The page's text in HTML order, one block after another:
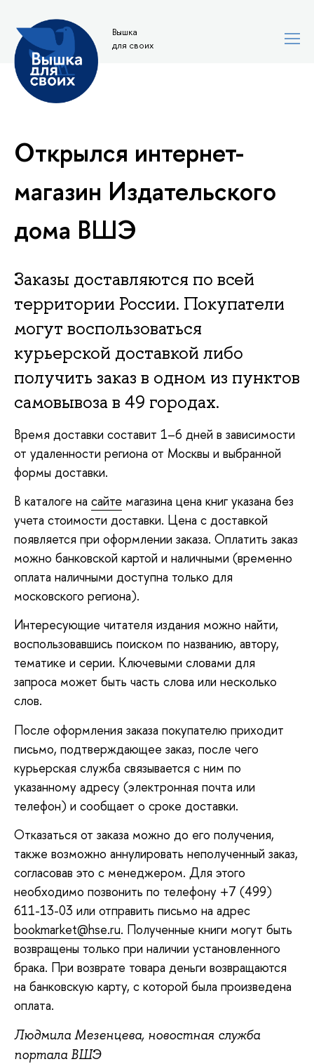
Вышка
для своих
Открылся интернет-
магазин Издательского
дома ВШЭ
Заказы доставляются по всей
территории России. Покупатели
могут воспользоваться
курьерской доставкой либо
получить заказ в одном из пунктов
самовывоза в 49 городах.
Время доставки составит 1–6 дней в зависимости
от удаленности региона от Москвы и выбранной
формы доставки.
В каталоге на сайте магазина цена книг указана без
учета стоимости доставки. Цена с доставкой
появляется при оформлении заказа. Оплатить заказ
можно банковской картой и наличными (временно
оплата наличными доступна только для
московского региона).
Интересующие читателя издания можно найти,
воспользовавшись поиском по названию, автору,
тематике и серии. Ключевыми словами для
запроса может быть часть слова или несколько
слов.
После оформления заказа покупателю приходит
письмо, подтверждающее заказ, после чего
курьерская служба связывается с ним по
указанному адресу (электронная почта или
телефон) и сообщает о сроке доставки.
Отказаться от заказа можно до его получения,
также возможно аннулировать неполученный заказ,
согласовав это с менеджером. Для этого
необходимо позвонить по телефону +7 (499)
611-13-03 или отправить письмо на адрес
bookmarket@hse.ru. Полученные книги могут быть
возвращены только при наличии установленного
брака. При возврате товара деньги возвращаются
на банковскую карту, с которой была произведена
оплата.
Людмила Мезенцева, новостная служба
портала ВШЭ